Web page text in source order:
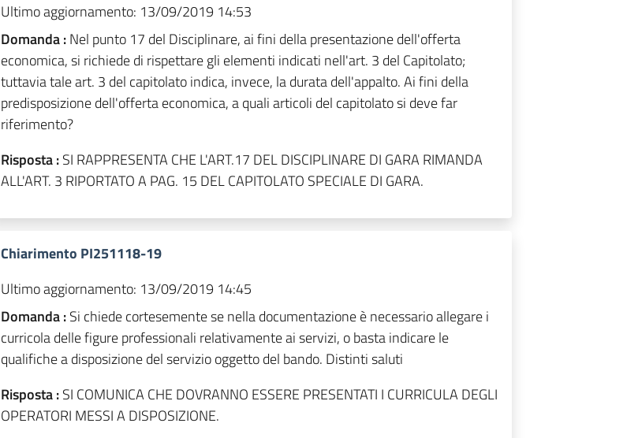
Ultimo aggiornamento: 13/09/2019 14:53
Domanda :Nel punto 17 del Disciplinare, ai fini della presentazione dell'offerta
economica, si richiede di rispettare gli elementi indicati nell'art. 3 del Capitolato;
tuttavia tale art. 3 del capitolato indica, invece, la durata dell'appalto. Ai fini della
predisposizione dell'offerta economica, a quali articoli del capitolato si deve far
riferimento?
Risposta :SI RAPPRESENTA CHE L'ART.17 DEL DISCIPLINARE DI GARA RIMANDA
ALL'ART. 3 RIPORTATO A PAG. 15 DEL CAPITOLATO SPECIALE DI GARA.
Chiarimento PI251118-19
Ultimo aggiornamento: 13/09/2019 14:45
Domanda :Si chiede cortesemente se nella documentazione è necessario allegare i
curricola delle figure professionali relativamente ai servizi, o basta indicare le
qualifiche a disposizione del servizio oggetto del bando. Distinti saluti
Risposta :SI COMUNICA CHE DOVRANNO ESSERE PRESENTATI I CURRICULA DEGLI
OPERATORI MESSI A DISPOSIZIONE.